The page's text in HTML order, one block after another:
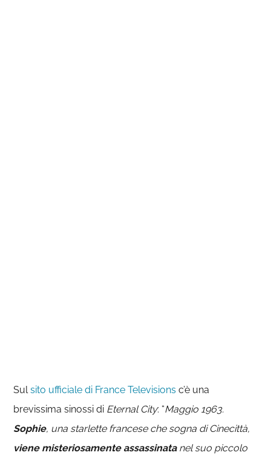
Sulsito ufficiale di France Televisionsc’è una
brevissima sinossi di Eternal City: “Maggio 1963.
Sophie, una starlette francese che sogna di Cinecittà,
viene misteriosamente assassinatanel suo piccolo